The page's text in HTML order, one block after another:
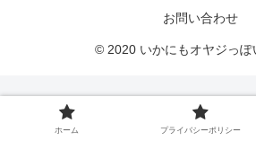
お問い合わせ
© 2020 いかにもオヤジっぽ
ホーム プライバシーポリシー